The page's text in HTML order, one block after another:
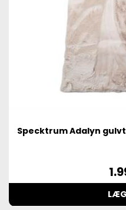
Specktrum Adalyn